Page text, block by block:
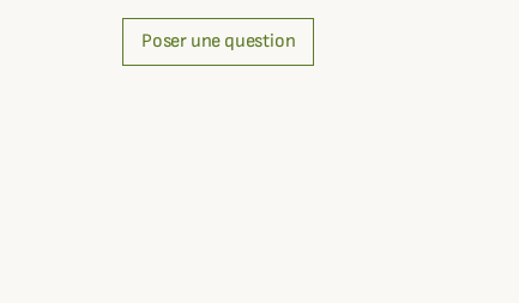
Poser une question